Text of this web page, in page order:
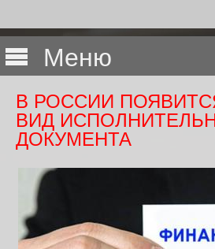
Меню
В РОССИИ
ВИД
ДОКУМЕНТА